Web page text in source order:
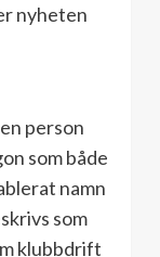
nyheten
person
som både
namn
som
klubbdrift